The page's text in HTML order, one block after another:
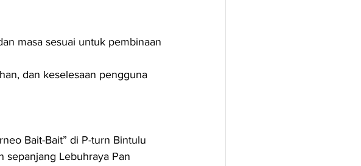
masa sesuai untuk pembinaan
dan keselesaan pengguna
Bait-Bait” di P-turn Bintulu
sepanjang Lebuhraya Pan